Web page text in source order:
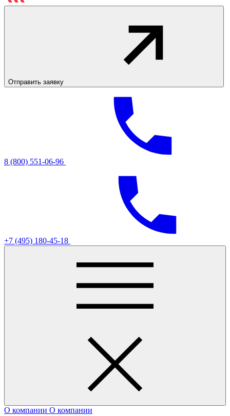
Отправить заявку
8 (800) 551-06-96
+7 (495) 180-45-18
О компании О компании